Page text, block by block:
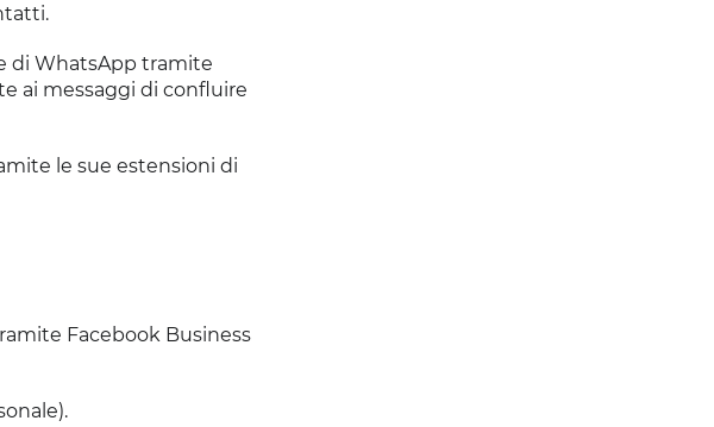
di WhatsApp tramite
ai messaggi di confluire
le sue estensioni di
Facebook Business